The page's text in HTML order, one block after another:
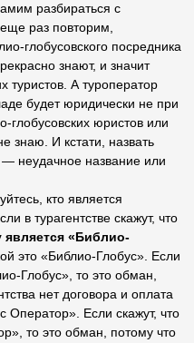
разбираться с
раз повторим,
глобусовского посредника
знают, и значит
туристов. А туроператор
будет юридически не при
глобусовских юристов или
знаю. И кстати, назвать
— неудачное название или
кто является
в турагентстве скажут, что
является «Библио-
это «Библио-Глобус». Если
Глобус», то это обман,
нет договора и оплата
Если скажут, что
то это обман, потому что